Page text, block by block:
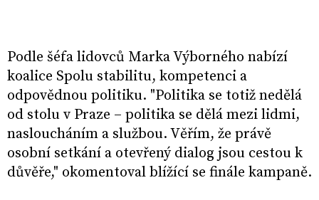
Podle šéfa lidovců Marka Výborného nabízí
koalice Spolu stabilitu, kompetenci a
odpovědnou politiku. "Politika se totiž nedělá
od stolu v Praze – politika se dělá mezi lidmi,
nasloucháním a službou. Věřím, že právě
osobní setkání a otevřený dialog jsou cestou k
důvěře," okomentoval blížící se finále kampaně.